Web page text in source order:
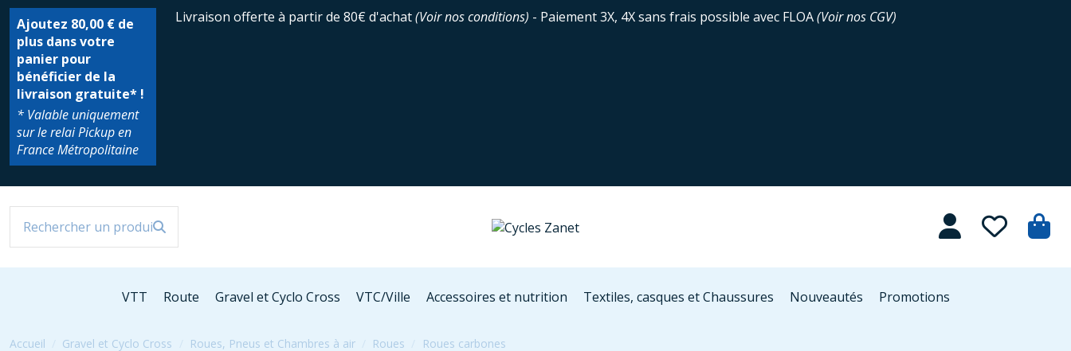
Ajoutez 80,00 € de
plus dans votre
panier pour
bénéficier de la
livraison gratuite* !
* Valable uniquement
sur le relai Pickup en
France Métropolitaine
Livraison offerte à partir de 80€ d'achat(Voir nos conditions) - Paiement 3X, 4X sans frais possible avec FLOA(Voir nos CGV)
VTT Route Gravel et Cyclo Cross VTC/Ville Accessoires et nutrition Textiles, casques et Chaussures Nouveautés Promotions
Accueil Gravel et Cyclo Cross Roues, Pneus et Chambres à air Roues Roues carbones